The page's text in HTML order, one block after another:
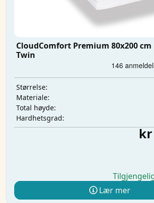
CloudComfort Premium 80x200 cm
Twin
Størrelse:
Materiale:
Total høyde:
Hardhetsgrad:
kr
Lær mer